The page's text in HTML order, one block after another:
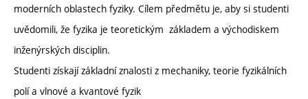
moderních oblastech fyziky. Cílem předmětu je, aby si studenti
uvědomili, že fyzika je teoretickým základem a východiskem
inženýrských disciplin.
Studenti získají základní znalosti z mechaniky, teorie fyzikálních
polí a vlnové a kvantové fyzik